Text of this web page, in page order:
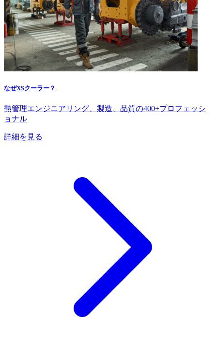
なぜXSクーラー？
熱管理エンジニアリング、製造、品質の400+プロフェッシ
ョナル
詳細を見る